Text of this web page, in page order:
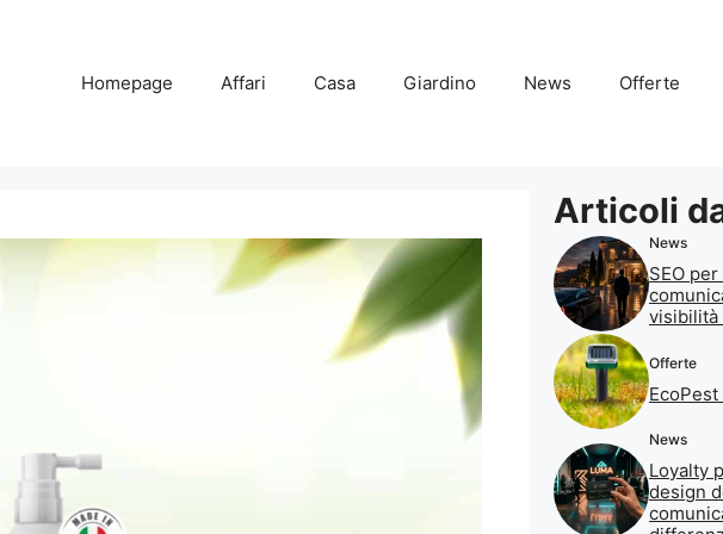
Homepage Affari Casa Giardino News Offerte
Articoli
News
SEO
visibilità
Offerte
News
Loyalty
design